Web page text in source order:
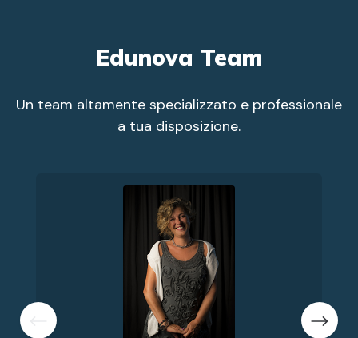
Edunova Team
Un team altamente specializzato e professionale
a tua disposizione.